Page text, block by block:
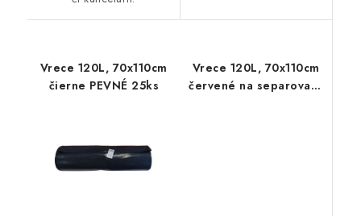
Vrece 120L, 70x110cm
čierne PEVNÉ 25ks
Vrece 120L, 70x110cm
červené na separovaný